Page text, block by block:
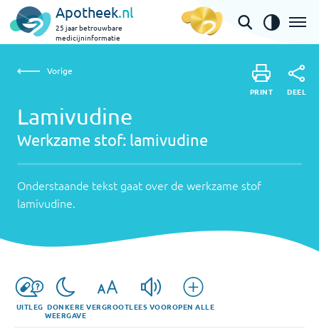
Apotheek.nl
25 jaar betrouwbare
medicijninformatie
Lamivudine | lamivudine
over
de
werkzame
Vorige
Lamivudine
Werkzame stof: lamivudine
Onderstaande tekst gaat over de werkzame stof
lamivudine.
PRINT DEEL
UITLEG DONKERE
WEERGAVE
VERGROOTLEES VOOROPEN ALLE